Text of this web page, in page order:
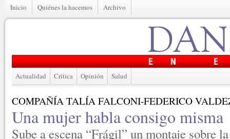
Inicio Quiénes la hacemos Archivo
Actualidad Crítica Opinión Salud
COMPAÑÍA TALÍA FALCONI-FEDERICO
Una mujer habla consigo misma
Sube a escena “Frágil” un montaje sobre